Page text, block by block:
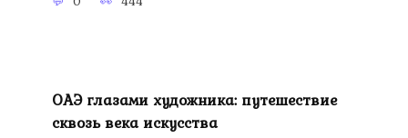
ОАЭ глазами художника: путешествие
сквозь века искусства